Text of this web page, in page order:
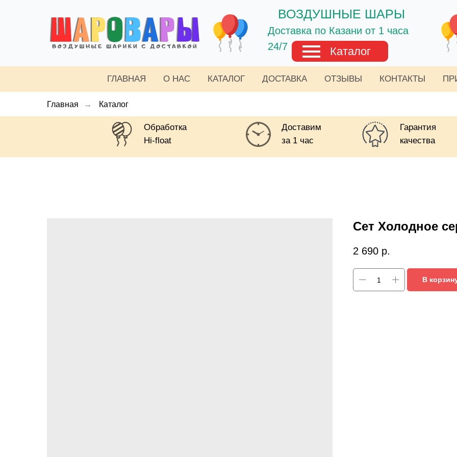
ВОЗДУШНЫЕ ШАРЫ
Доставка по Казани от 1 часа
24/7
Каталог
ГЛАВНАЯ О НАС КАТАЛОГ ДОСТАВКА ОТЗЫВЫ КОНТАКТЫ
Главная → Каталог
Обработка
Hi-float
Доставим
за 1 час
Гарантия
качества
Сет Холодное
2 690 р.
В